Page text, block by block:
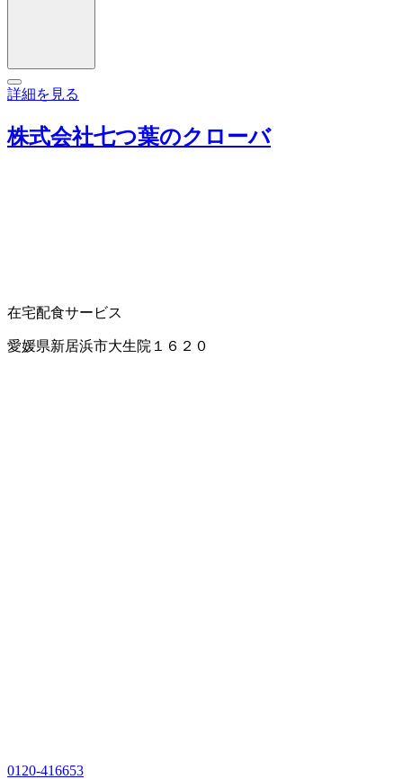
詳細を見る
株式会社七つ葉のクローバ
在宅配食サービス
愛媛県新居浜市大生院１６２０
0120-416653